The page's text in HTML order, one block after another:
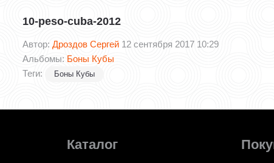
10-peso-cuba-2012
Автор:Дроздов Сергей 12 сентября 2017 10:29
Альбомы: Боны Кубы
Теги:
Боны Кубы
Каталог